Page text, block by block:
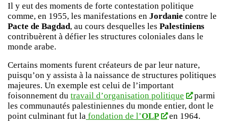
Il y eut des moments de forte contestation politique
comme, en 1955, les manifestations en Jordanie contre le
Pacte de Bagdad, au cours desquelles les Palestiniens
contribuèrent à défier les structures coloniales dans le
monde arabe.
Certains moments furent créateurs de par leur nature,
puisqu’on y assista à la naissance de structures politiques
majeures. Un exemple est celui de l’important
foisonnement du travail d’organisation politique
parmi
les communautés palestiniennes du monde entier, dont le
point culminant fut la fondation de l’OLP
en 1964.